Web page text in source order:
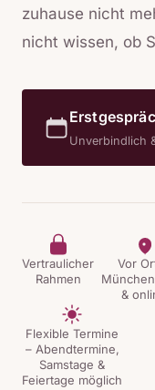
zuhause nicht
nicht wissen, ob
Unverbindlich
Vertraulicher
Rahmen
Vor
&
Flexible Termine
– Abendtermine,
Samstage &
Feiertage möglich